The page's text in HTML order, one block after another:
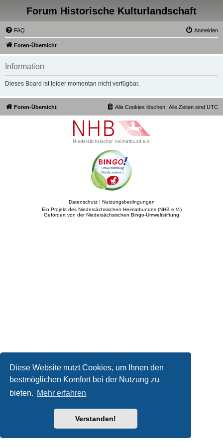
Diese Website nutzt Cookies, um Ihnen den
bestmöglichen Komfort bei der Nutzung zu
bieten. Mehr erfahren
Verstanden!
Forum Historische Kulturlandschaft
FAQ Anmelden
Foren-Übersicht
Information
Dieses Board ist leider momentan nicht verfügbar.
Foren-Übersicht Alle Zeiten sind UTC
Alle Cookies löschen
Datenschutz| Nutzungsbedingungen
Ein Projekt des Niedersächsischen Heimatbundes (NHB e.V.)
Gefördert von der Niedersächsischen Bingo-Umweltstiftung